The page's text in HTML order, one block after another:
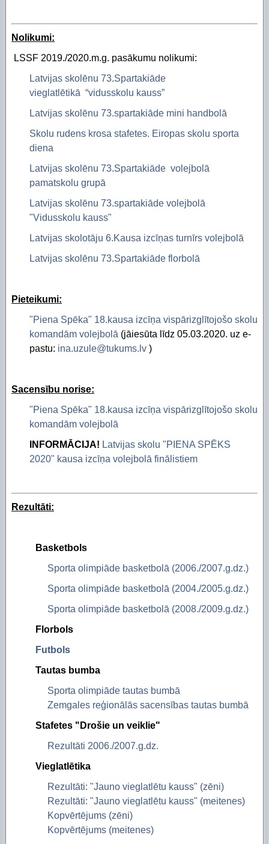
STEM un pilsoniskā līdzdalība
Nolikumi:
LSSF 2019./2020.m.g. pasākumu nolikumi:
Latvijas skolēnu 73.Spartakiāde
vieglatlētikā “vidusskolu kauss”
Latvijas skolēnu 73.spartakiāde mini handbolā
Skolu rudens krosa stafetes. Eiropas skolu sporta
diena
Latvijas skolēnu 73.Spartakiāde volejbolā
pamatskolu grupā
Latvijas skolēnu 73.spartakiāde volejbolā
"Vidusskolu kauss"
Latvijas skolotāju 6.Kausa izcīņas turnīrs volejbolā
Latvijas skolēnu 73.Spartakiāde florbolā
Pieteikumi:
"Piena Spēka" 18.kausa izcīņa vispārizglītojošo skolu
komandām volejbolā (jāiesūta līdz 05.03.2020. uz e-
pastu: ina.uzule@tukums.lv )
Sacensību norise:
"Piena Spēka" 18.kausa izcīņa vispārizglītojošo skolu
komandām volejbolā
INFORMĀCIJA! Latvijas skolu "PIENA SPĒKS
2020" kausa izcīņa volejbolā finālistiem
Rezultāti:
Basketbols
Sporta olimpiāde basketbolā (2006./2007.g.dz.)
Sporta olimpiāde basketbolā (2004./2005.g.dz.)
Sporta olimpiāde basketbolā (2008./2009.g.dz.)
Florbols
Futbols
Tautas bumba
Sporta olimpiāde tautas bumbā
Zemgales reģionālās sacensības tautas bumbā
Stafetes "Drošie un veiklie"
Rezultāti 2006./2007.g.dz.
Vieglatlētika
Rezultāti: "Jauno vieglatlētu kauss" (zēni)
Rezultāti: "Jauno vieglatlētu kauss" (meitenes)
Kopvērtējums (zēni)
Kopvērtējums (meitenes)